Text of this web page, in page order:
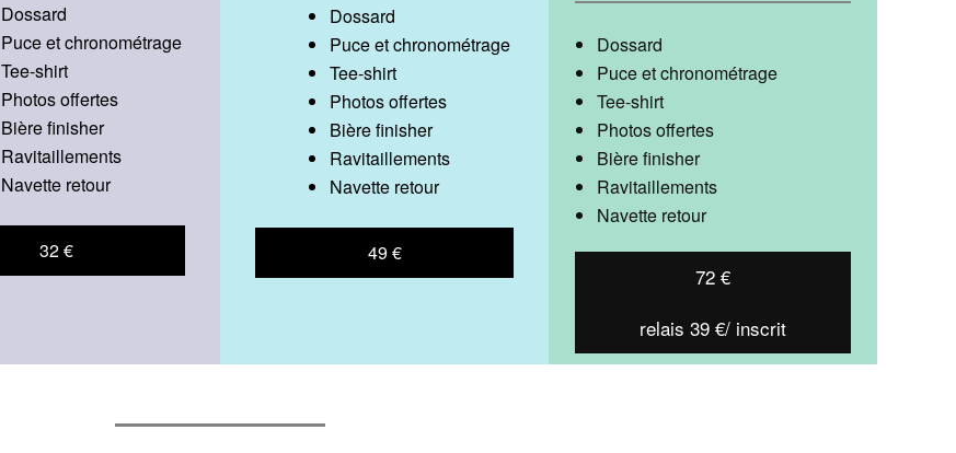
Dossard
Puce et chronométrage
Tee-shirt
Photos offertes
Bière finisher
Ravitaillements
Navette retour
32 €
Dossard
Puce et chronométrage
Tee-shirt
Photos offertes
Bière finisher
Ravitaillements
Navette retour
49 €
Dossard
Puce et chronométrage
Tee-shirt
Photos offertes
Bière finisher
Ravitaillements
Navette retour
72 €
relais 39 €/ inscrit